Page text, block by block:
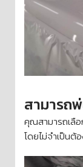
สามารถ
คุณสามารถเลื
โดยไม่จำเป็นต้